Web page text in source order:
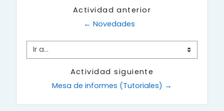
Actividad anterior
← Novedades
Ir a...
Actividad siguiente
Mesa de informes (Tutoriales) →